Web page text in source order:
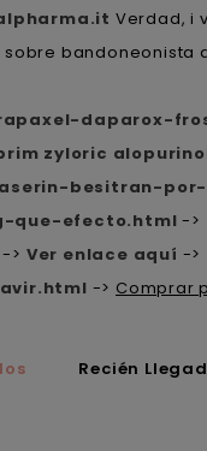
Verdad, i
daparox-
zyloric
besitran-
que-efecto.html ->
-> Ver enlace aquí ->
-> Comprar
Recién